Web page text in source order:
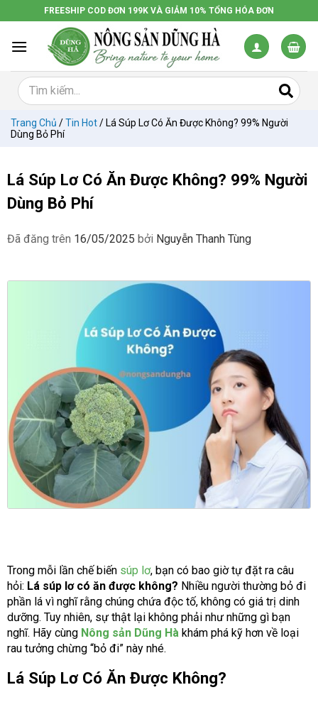
đến
dung
FREESHIP COD ĐƠN 199K VÀ GIẢM 10% TỔNG HÓA ĐƠN
Trang Chủ /Tin Hot/ Lá Súp Lơ Có Ăn Được Không? 99% Người
Dùng Bỏ Phí
Lá Súp Lơ Có Ăn Được Không? 99% Người
Dùng Bỏ Phí
Đã đăng trên 16/05/2025 bởi Nguyễn Thanh Tùng
Trong mỗi lần chế biến súp lơ, bạn có bao giờ tự đặt ra câu
hỏi: Lá súp lơ có ăn được không? Nhiều người thường bỏ đi
phần lá vì nghĩ rằng chúng chứa độc tố, không có giá trị dinh
dưỡng. Tuy nhiên, sự thật lại không phải như những gì bạn
nghĩ. Hãy cùng Nông sản Dũng Hà khám phá kỹ hơn về loại
rau tưởng chừng “bỏ đi” này nhé.
Lá Súp Lơ Có Ăn Được Không?